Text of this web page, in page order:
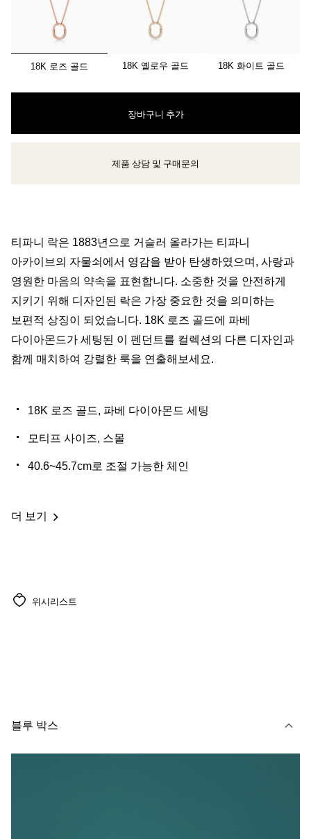
선택됨
18K 로즈 골드 18K 옐로우 골드 18K 화이트 골드
장바구니 추가
클라이언트 어드바이저에게 문의하거나 예약하세요
제품 상담 및 구매문의
티파니 락은 1883년으로 거슬러 올라가는 티파니
아카이브의 자물쇠에서 영감을 받아 탄생하였으며, 사랑과
영원한 마음의 약속을 표현합니다. 소중한 것을 안전하게
지키기 위해 디자인된 락은 가장 중요한 것을 의미하는
보편적 상징이 되었습니다. 18K 로즈 골드에 파베
다이아몬드가 세팅된 이 펜던트를 컬렉션의 다른 디자인과
함께 매치하여 강렬한 룩을 연출해보세요.
18K 로즈 골드, 파베 다이아몬드 세팅
모티프 사이즈, 스몰
40.6~45.7cm로 조절 가능한 체인
더 보기
위시리스트
블루 박스